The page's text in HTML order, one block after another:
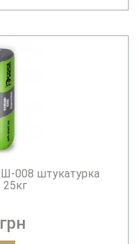
008 штукатурка
25кг